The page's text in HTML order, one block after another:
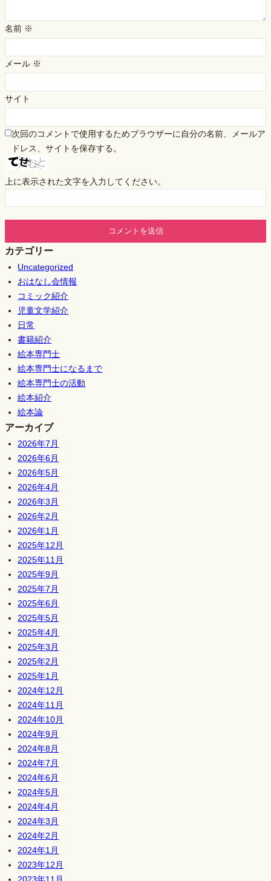
名前 ※
メール ※
サイト
次回のコメントで使用するためブラウザーに自分の名前、メールア
ドレス、サイトを保存する。
上に表示された文字を入力してください。
カテゴリー
Uncategorized
おはなし会情報
コミック紹介
児童文学紹介
日常
書籍紹介
絵本専門士
絵本専門士になるまで
絵本専門士の活動
絵本紹介
絵本論
アーカイブ
2026年7月
2026年6月
2026年5月
2026年4月
2026年3月
2026年2月
2026年1月
2025年12月
2025年11月
2025年9月
2025年7月
2025年6月
2025年5月
2025年4月
2025年3月
2025年2月
2025年1月
2024年12月
2024年11月
2024年10月
2024年9月
2024年8月
2024年7月
2024年6月
2024年5月
2024年4月
2024年3月
2024年2月
2024年1月
2023年12月